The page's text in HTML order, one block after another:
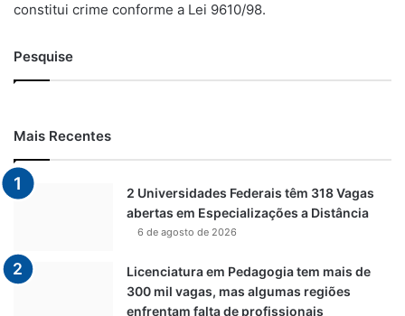
constitui crime conforme a Lei 9610/98.
Pesquise
Mais Recentes
2 Universidades Federais têm 318 Vagas
abertas em Especializações a Distância
6 de agosto de 2026
Licenciatura em Pedagogia tem mais de
300 mil vagas, mas algumas regiões
enfrentam falta de profissionais